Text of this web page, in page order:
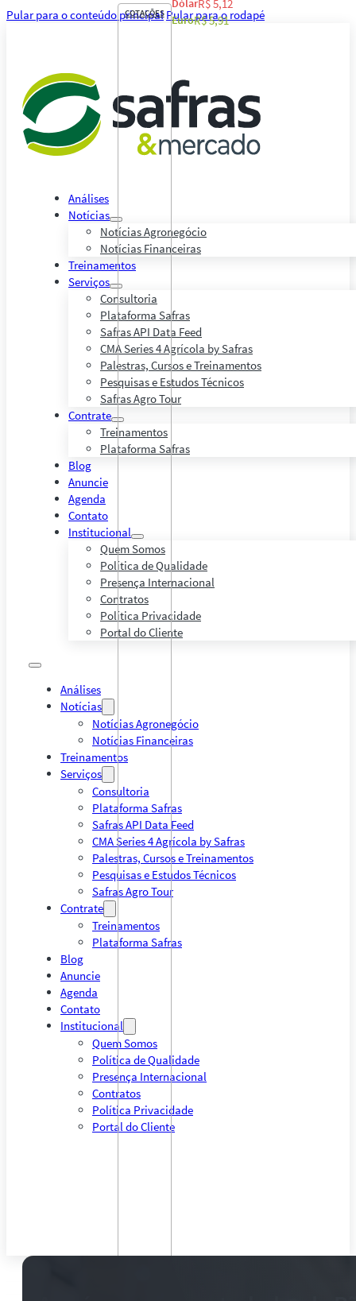
Pular para o conteúdo principal Pular para o rodapé
Análises
Notícias
Notícias Agronegócio
Notícias Financeiras
Treinamentos
Serviços
Consultoria
Plataforma Safras
Safras API Data Feed
CMA Series 4 Agrícola by Safras
Palestras, Cursos e Treinamentos
Pesquisas e Estudos Técnicos
Safras Agro Tour
Contrate
Treinamentos
Plataforma Safras
Blog
Anuncie
Agenda
Contato
Institucional
Quem Somos
Política de Qualidade
Presença Internacional
Contratos
Política Privacidade
Portal do Cliente
Análises
Notícias
Notícias Agronegócio
Notícias Financeiras
Treinamentos
Serviços
Consultoria
Plataforma Safras
Safras API Data Feed
CMA Series 4 Agrícola by Safras
Palestras, Cursos e Treinamentos
Pesquisas e Estudos Técnicos
Safras Agro Tour
Contrate
Treinamentos
Plataforma Safras
Blog
Anuncie
Agenda
Contato
Institucional
Quem Somos
Política de Qualidade
Presença Internacional
Contratos
Política Privacidade
Portal do Cliente
COTAÇÕES
DólarR$ 5,12
EuroR$ 5,91